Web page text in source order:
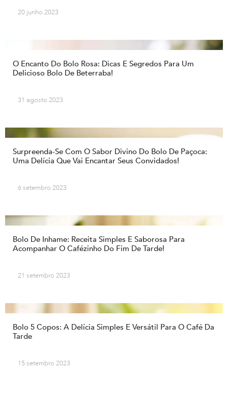
20 junho 2023
O Encanto Do Bolo Rosa: Dicas E Segredos Para Um
Delicioso Bolo De Beterraba!
31 agosto 2023
Surpreenda-Se Com O Sabor Divino Do Bolo De Paçoca:
Uma Delícia Que Vai Encantar Seus Convidados!
6 setembro 2023
Bolo De Inhame: Receita Simples E Saborosa Para
Acompanhar O Cafézinho Do Fim De Tarde!
21 setembro 2023
Bolo 5 Copos: A Delícia Simples E Versátil Para O Café Da
Tarde
15 setembro 2023